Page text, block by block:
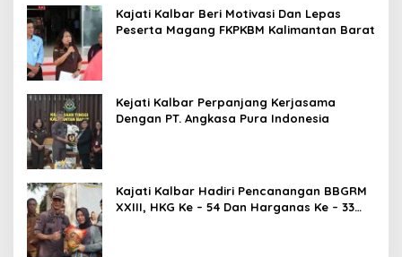
Kajati Kalbar Beri Motivasi Dan Lepas
Peserta Magang FKPKBM Kalimantan Barat
Kejati Kalbar Perpanjang Kerjasama
Dengan PT. Angkasa Pura Indonesia
Kajati Kalbar Hadiri Pencanangan BBGRM
XXIII, HKG Ke – 54 Dan Harganas Ke – 33